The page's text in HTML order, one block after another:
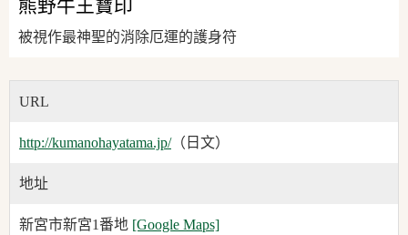
熊野牛王寶印
被視作最神聖的消除厄運的護身符
URL
http://kumanohayatama.jp/（日文）
地址
新宮市新宮1番地 [Google Maps]